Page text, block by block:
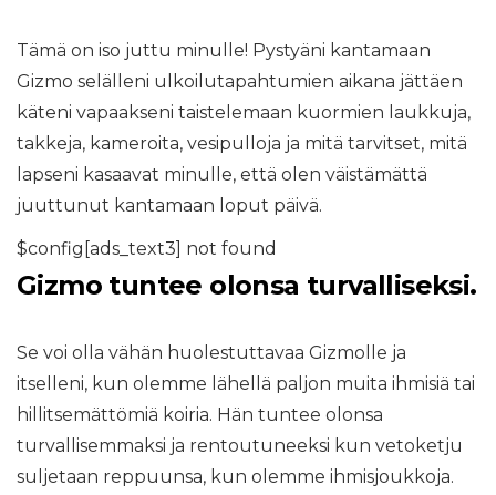
Tämä on iso juttu minulle! Pystyäni kantamaan
Gizmo selälleni ulkoilutapahtumien aikana jättäen
käteni vapaakseni taistelemaan kuormien laukkuja,
takkeja, kameroita, vesipulloja ja mitä tarvitset, mitä
lapseni kasaavat minulle, että olen väistämättä
juuttunut kantamaan loput päivä.
$config[ads_text3] not found
Gizmo tuntee olonsa turvalliseksi.
Se voi olla vähän huolestuttavaa Gizmolle ja
itselleni, kun olemme lähellä paljon muita ihmisiä tai
hillitsemättömiä koiria. Hän tuntee olonsa
turvallisemmaksi ja rentoutuneeksi kun vetoketju
suljetaan reppuunsa, kun olemme ihmisjoukkoja.